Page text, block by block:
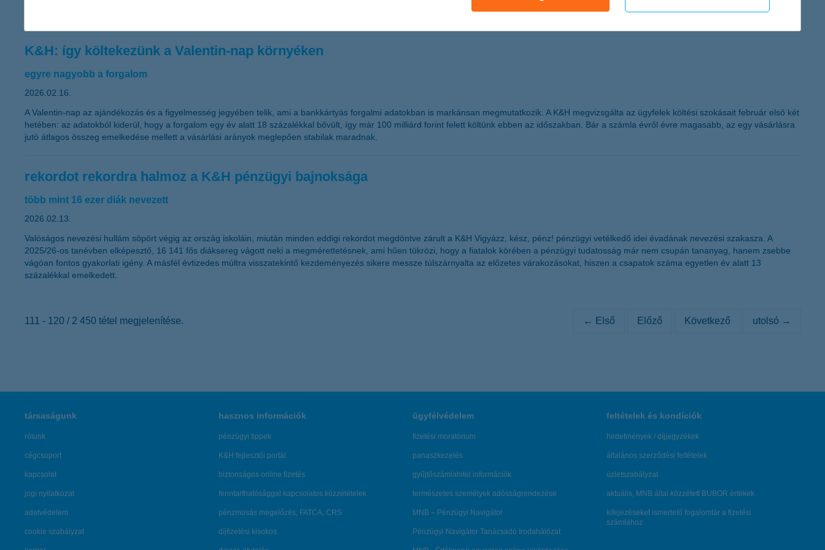
K&H: így költekezünk a Valentin-nap környéken
egyre nagyobb a forgalom
2026.02.16.
A Valentin-nap az ajándékozás és a figyelmesség jegyében telik, ami a bankkártyás forgalmi adatokban is markánsan megmutatkozik. A K&H megvizsgálta az ügyfelek költési szokásait február első két
hetében: az adatokból kiderül, hogy a forgalom egy év alatt 18 százalékkal bővült, így már 100 milliárd forint felett költünk ebben az időszakban. Bár a számla évről évre magasabb, az egy vásárlásra
jutó átlagos összeg emelkedése mellett a vásárlási arányok meglepően stabilak maradnak.
rekordot rekordra halmoz a K&H pénzügyi bajnoksága
több mint 16 ezer diák nevezett
2026.02.13.
Valóságos nevezési hullám söpört végig az ország iskoláin, miután minden eddigi rekordot megdöntve zárult a K&H Vigyázz, kész, pénz! pénzügyi vetélkedő idei évadának nevezési szakasza. A
2025/26-os tanévben elképesztő, 16 141 fős diáksereg vágott neki a megmérettetésnek, ami hűen tükrözi, hogy a fiatalok körében a pénzügyi tudatosság már nem csupán tananyag, hanem zsebbe
vágóan fontos gyakorlati igény. A másfél évtizedes múltra visszatekintő kezdeményezés sikere messze túlszárnyalta az előzetes várakozásokat, hiszen a csapatok száma egyetlen év alatt 13
százalékkal emelkedett.
111 - 120 / 2 450 tétel megjelenítése. ← Első Előző Következő utolsó →
társaságunk
rólunk
cégcsoport
kapcsolat
jogi nyilatkozat
adatvédelem
cookie szabályzat
hasznos információk
pénzügyi tippek
K&H fejlesztői portál
biztonságos online fizetés
fenntarthatósággal kapcsolatos közzétételek
pénzmosás megelőzés, FATCA, CRS
díjfizetési kisokos
ügyfélvédelem
fizetési moratórium
panaszkezelés
gyűjtőszámlahitel információk
természetes személyek adósságrendezése
MNB – Pénzügyi Navigátor
Pénzügyi Navigátor Tanácsadó Irodahálózat
feltételek és kondíciók
hirdetmények / díjjegyzékek
általános szerződési feltételek
üzletszabályzat
aktuális, MNB által közzétett BUBOR értékek
kifejezéseket ismertető fogalomtár a fizetési
számlához